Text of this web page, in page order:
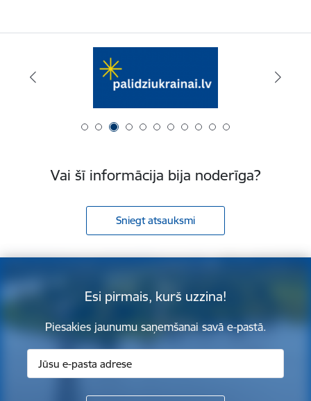
Vai šī informācija bija noderīga?
Sniegt atsauksmi
Esi pirmais, kurš uzzina!
Piesakies jaunumu saņemšanai savā e-pastā.